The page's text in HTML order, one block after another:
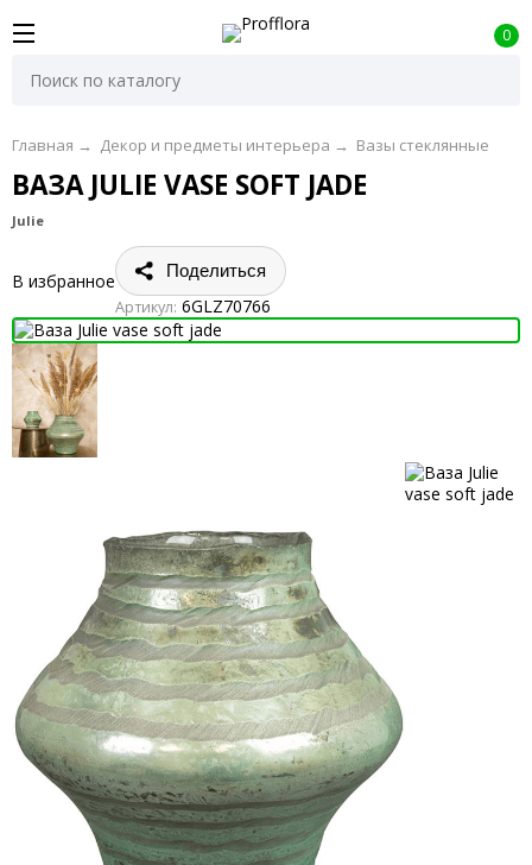
0
Главная → Декор и предметы интерьера → Вазы стеклянные
ВАЗА JULIE VASE SOFT JADE
Julie
В избранное
Поделиться
Артикул: 6GLZ70766